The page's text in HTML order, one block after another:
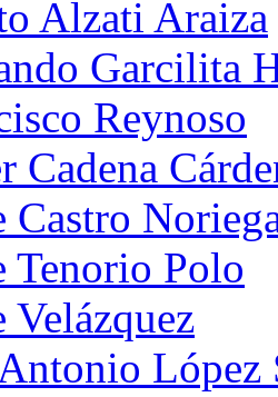
Alzati Araiza
Garcilita
Reynoso
Cadena
Castro
Tenorio Polo
Velázquez
López